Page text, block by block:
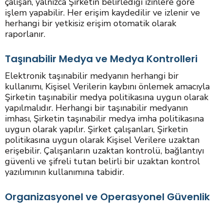
işlem yapabilir. Her erişim kaydedilir ve izlenir ve
herhangi bir yetkisiz erişim otomatik olarak
raporlanır.
Taşınabilir Medya ve Medya Kontrolleri
Elektronik taşınabilir medyanın herhangi bir
kullanımı, Kişisel Verilerin kaybını önlemek amacıyla
Şirketin taşınabilir medya politikasına uygun olarak
yapılmalıdır. Herhangi bir taşınabilir medyanın
imhası, Şirketin taşınabilir medya imha politikasına
uygun olarak yapılır. Şirket çalışanları, Şirketin
politikasına uygun olarak Kişisel Verilere uzaktan
erişebilir. Çalışanların uzaktan kontrolü, bağlantıyı
güvenli ve şifreli tutan belirli bir uzaktan kontrol
yazılımının kullanımına tabidir.
Organizasyonel ve Operasyonel Güvenlik